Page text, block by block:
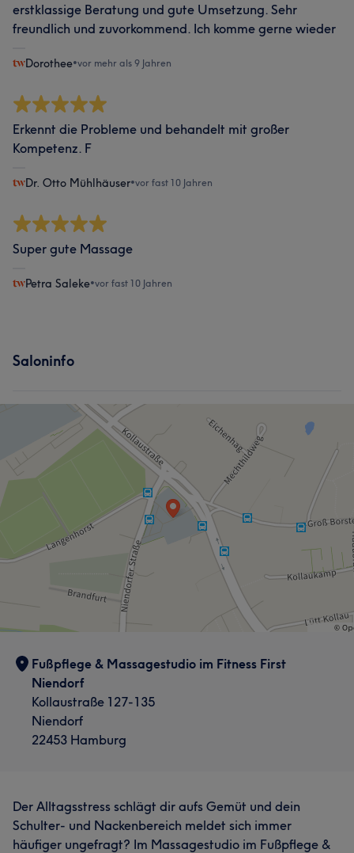
erstklassige Beratung und gute Umsetzung. Sehr
freundlich und zuvorkommend. Ich komme gerne wieder
Dorothee•vor mehr als 9 Jahren
Erkennt die Probleme und behandelt mit großer
Kompetenz. F
Dr. Otto Mühlhäuser•vor fast 10 Jahren
Super gute Massage
Petra Saleke•vor fast 10 Jahren
Saloninfo
Fußpflege & Massagestudio im Fitness First
Niendorf
Kollaustraße 127-135
Niendorf
22453 Hamburg
Der Alltagsstress schlägt dir aufs Gemüt und dein
Schulter- und Nackenbereich meldet sich immer
häufiger ungefragt? Im Massagestudio im Fußpflege &